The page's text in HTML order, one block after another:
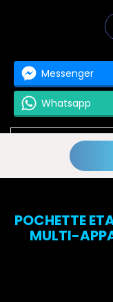
Messenger
Whatsapp
Prévenez-moi
POCHETTE
MULTI-